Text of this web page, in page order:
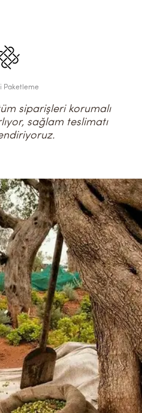
Paketleme
siparişleri korumalı
sağlam teslimatı